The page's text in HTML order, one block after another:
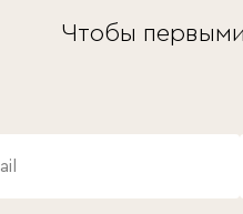
Чтобы первыми